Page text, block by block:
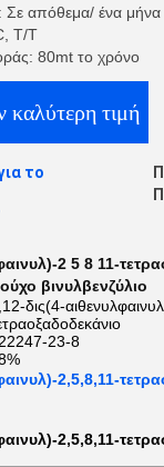
απόθεμα/ ένα μήνα
T/T
80mt το χρόνο
καλύτερη τιμή
το
2 5 8 11-
βινυλβενζύλιο
δις(4-
23-8
2,5,8,11-
2,5,8,11-